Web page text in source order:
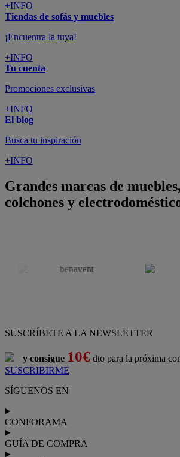
+INFO
Tiendas de sofás y muebles
¡Encuentra la tuya!
+INFO
Tu cuenta
Promociones exclusivas
+INFO
El blog
Busca tu inspiración
+INFO
Grandes marcas de
colchones y
SUSCRÍBETE A LA NEWSLETTER
y consigue 10€ dto para la próxima
SUSCRIBIRME
SÍGUENOS EN
CONFORAMA
GUÍA DE COMPRA